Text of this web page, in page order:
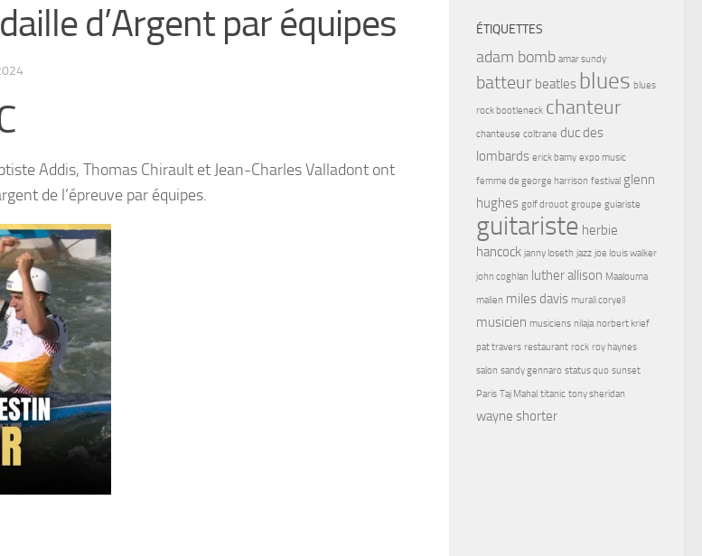
d’Argent par équipes
Addis, Thomas Chirault et Jean-Charles Valladont ont
de l’épreuve par équipes.
ÉTIQUETTES
adam bomb amar sundy
batteur beatles blues blues
rock bootleneck chanteur
chanteuse coltrane duc des
lombards erick bamy expo music
femme de george harrison festival glenn
hughes golf drouot groupe guiariste
guitariste herbie
hancock janny loseth jazz joe louis walker
john coghlan luther allison Maalouma
malien miles davis murali coryell
musicien musiciens nilaja norbert krief
pat travers restaurant rock roy haynes
salon sandy gennaro status quo sunset
Paris Taj Mahal titanic tony sheridan
wayne shorter